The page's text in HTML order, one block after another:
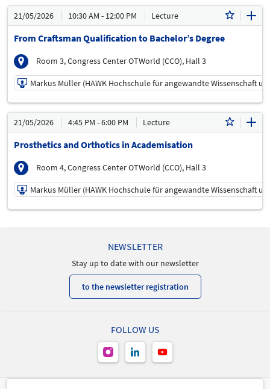
21/05/2026 10:30 AM - 12:00 PM Lecture
From Craftsman Qualification to Bachelor’s Degree
Room 3, Congress Center OTWorld (CCO), Hall 3
Markus Müller (HAWK Hochschule für angewandte Wissenschaft
21/05/2026 | 10:30 AM - 12:00 PM
Markus Müller (HAWK Hochschule für angewandte
Wissenschaft und Kunst)
21/05/2026 4:45 PM - 6:00 PM Lecture
Prosthetics and Orthotics in Academisation
Room 4, Congress Center OTWorld (CCO), Hall 3
Markus Müller (HAWK Hochschule für angewandte Wissenschaft
Wissenschaft und Kunst)NEWSLETTER
Stay up to date with our newsletter
to the newsletter registration
FOLLOW US